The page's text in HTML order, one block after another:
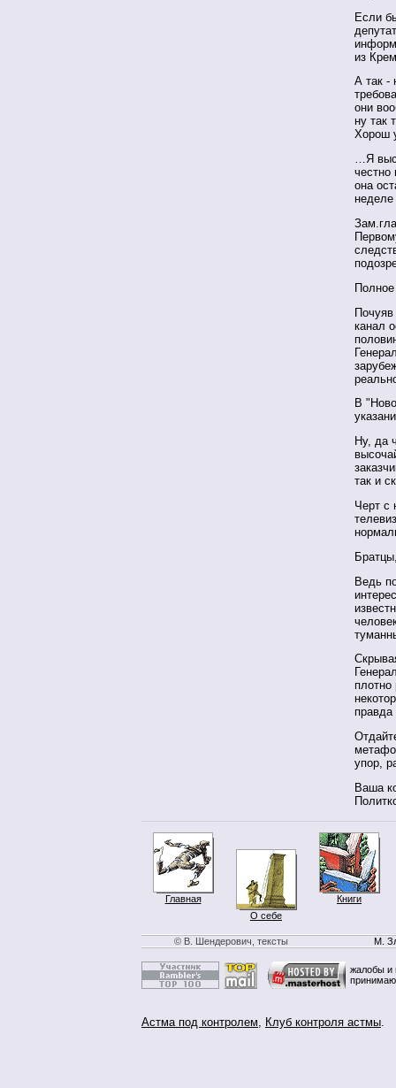
Если
из
А так -
они
ну так
Хорош
…Я
честно
она
канал
В
Ну, да
так и
Черт с
Ведь
плотно
правда
упор,
Ваша
Главная
О себе
Книги
© В. Шендерович, тексты М.
жалобы и
Астма под контролем, Клуб контроля астмы.